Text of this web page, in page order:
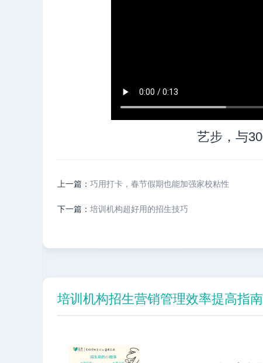
艺步，与
上一篇： 巧用打卡，春节假期也能加强家校粘性
下一篇： 培训机构超好用的招生技巧
培训机构招生营销管理效率提高指